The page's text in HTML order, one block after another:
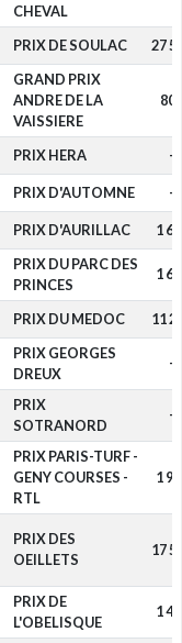
CHEVAL
PRIX DE SOULAC 27
GRAND PRIX
ANDRE DE LA
VAISSIERE
800
PRIX HERA -
PRIX D'AUTOMNE -
PRIX D'AURILLAC 1
PRIX DU PARC DES
PRINCES
1
PRIX DU MEDOC 11
PRIX GEORGES
DREUX
-
PRIX
SOTRANORD
-
PRIX PARIS-TURF -
GENY COURSES -
RTL
1
PRIX DES
OEILLETS
17
PRIX DE
L'OBELISQUE
1